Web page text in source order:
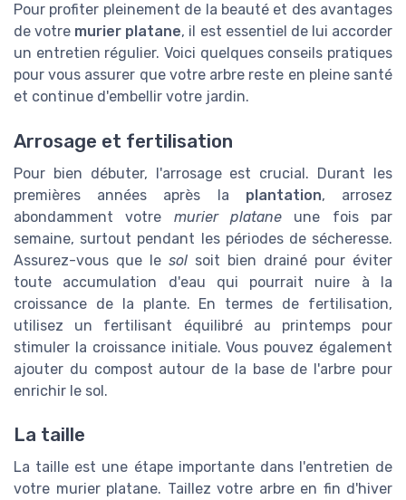
Pour profiter pleinement de la beauté et des avantages
de votre murier platane, il est essentiel de lui accorder
un entretien régulier. Voici quelques conseils pratiques
pour vous assurer que votre arbre reste en pleine santé
et continue d'embellir votre jardin.
Arrosage et fertilisation
Pour bien débuter, l'arrosage est crucial. Durant les
premières années après la plantation, arrosez
abondamment votre murier platane une fois par
semaine, surtout pendant les périodes de sécheresse.
Assurez-vous que le sol soit bien drainé pour éviter
toute accumulation d'eau qui pourrait nuire à la
croissance de la plante. En termes de fertilisation,
utilisez un fertilisant équilibré au printemps pour
stimuler la croissance initiale. Vous pouvez également
ajouter du compost autour de la base de l'arbre pour
enrichir le sol.
La taille
La taille est une étape importante dans l'entretien de
votre murier platane. Taillez votre arbre en fin d'hiver